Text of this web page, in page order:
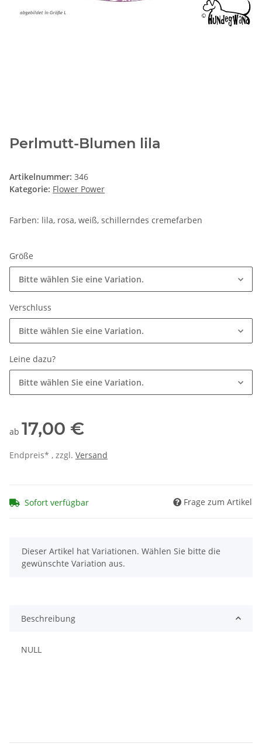
Perlmutt-Blumen lila
Artikelnummer: 346
Kategorie: Flower Power
Farben: lila, rosa, weiß, schillerndes cremefarben
Größe
Bitte wählen Sie eine Variation.
Verschluss
Bitte wählen Sie eine Variation.
Leine dazu?
Bitte wählen Sie eine Variation.
ab 17,00 €
Endpreis* , zzgl. Versand
Sofort verfügbar Frage zum Artikel
x
Dieser Artikel hat Variationen. Wählen Sie bitte die
gewünschte Variation aus.
Beschreibung
NULL